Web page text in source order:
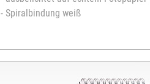
- Spiralbindung weiß